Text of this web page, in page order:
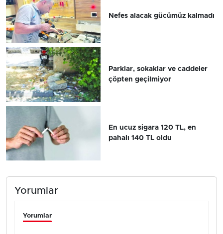
Nefes alacak gücümüz kalmadı
Parklar, sokaklar ve caddeler
çöpten geçilmiyor
En ucuz sigara 120 TL, en
pahalı 140 TL oldu
Yorumlar
Yorumlar